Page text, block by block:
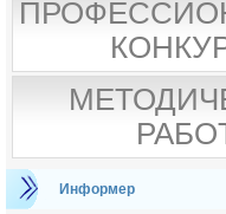
Информер